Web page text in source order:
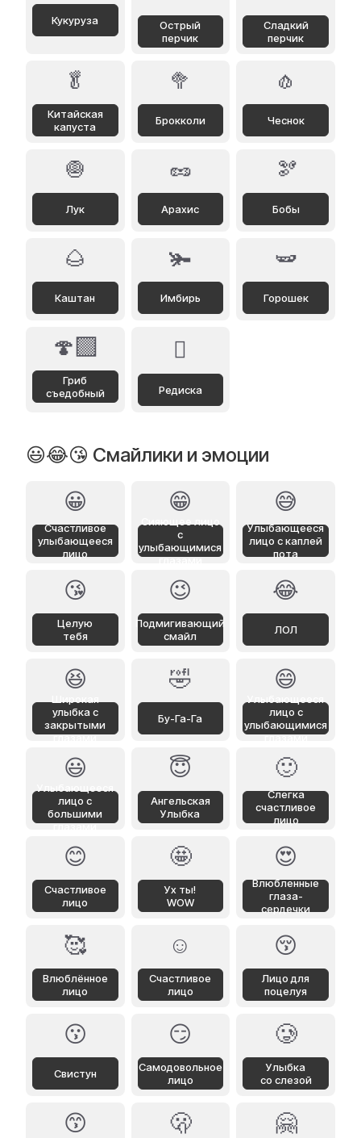
Кукуруза
Острый
перчик
Сладкий
перчик
🥬
Китайская
капуста
🥦
Брокколи
🧄
Чеснок
🧅
Лук
🥜
Арахис
🫘
Бобы
🌰
Каштан
🫚
Имбирь
🫛
Горошек
🍄‍🟫
Гриб
съедобный
🫜
Редиска
😃😂😘 Смайлики и эмоции
😀
Счастливое
улыбающееся
лицо
😁
с
улыбающимися
глазами
😅
Улыбающееся
лицо с каплей
пота
😘
Целую
тебя
😉
Подмигивающий
смайл
😂
ЛОЛ
😆
улыбка с
закрытыми
глазами
🤣
Бу-Га-Га
😄
лицо с
улыбающимися
глазами
😃
лицо с
большими
глазами
😇
Ангельская
Улыбка
🙂
Слегка
счастливое
лицо
😊
Счастливое
лицо
🤩
Ух ты!
WOW
😍
Влюбленные
глаза-
сердечки
🥰
Влюблённое
лицо
☺️
Счастливое
лицо
😚
Лицо для
поцелуя
😗
Свистун
😏
Самодовольное
лицо
🥲
Улыбка
со слезой
😙 🫢 🤗